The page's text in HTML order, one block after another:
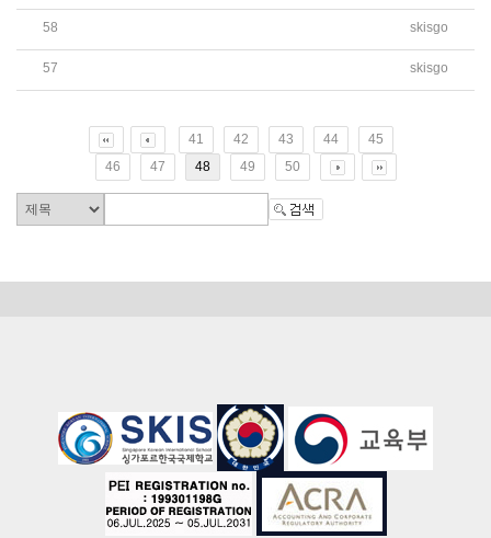
58 2020학년도 1학기 '세계 책의 날' (4월 23일)기념 행..
skisgo
57 원격 재택수업 프로그램 이용 협조 요청 사항 안내skisgo
41 42 43 44
45
46
47 48 49 50